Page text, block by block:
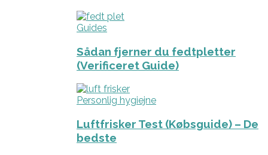
Guides
Sådan fjerner du fedtpletter
(Verificeret Guide)
Personlig hygiejne
Luftfrisker Test (Købsguide) – De
bedste